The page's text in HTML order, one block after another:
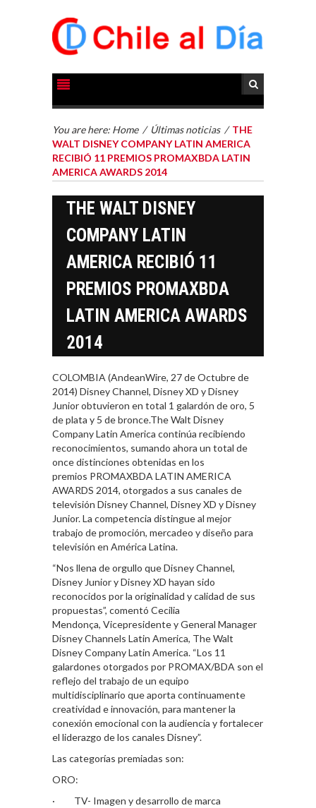
You are here: Home / Últimas noticias / THE
WALT DISNEY COMPANY LATIN AMERICA
RECIBIÓ 11 PREMIOS PROMAXBDA LATIN
AMERICA AWARDS 2014
THE WALT DISNEY
COMPANY LATIN
AMERICA RECIBIÓ 11
PREMIOS PROMAXBDA
LATIN AMERICA AWARDS
2014
COLOMBIA (AndeanWire, 27 de Octubre de
2014) Disney Channel, Disney XD y Disney
Junior obtuvieron en total 1 galardón de oro, 5
de plata y 5 de bronce.The Walt Disney
Company Latin America continúa recibiendo
reconocimientos, sumando ahora un total de
once distinciones obtenidas en los
premios PROMAXBDA LATIN AMERICA
AWARDS 2014, otorgados a sus canales de
televisión Disney Channel, Disney XD y Disney
Junior. La competencia distingue al mejor
trabajo de promoción, mercadeo y diseño para
televisión en América Latina.
“Nos llena de orgullo que Disney Channel,
Disney Junior y Disney XD hayan sido
reconocidos por la originalidad y calidad de sus
propuestas”, comentó Cecilia
Mendonça, Vicepresidente y General Manager
Disney Channels Latin America, The Walt
Disney Company Latin America. “Los 11
galardones otorgados por PROMAX/BDA son el
reflejo del trabajo de un equipo
multidisciplinario que aporta continuamente
creatividad e innovación, para mantener la
conexión emocional con la audiencia y fortalecer
el liderazgo de los canales Disney”.
Las categorías premiadas son:
ORO:
· TV- Imagen y desarrollo de marca